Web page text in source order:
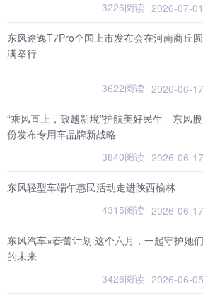
3226阅读 2026-07-01
东风途逸T7Pro全国上市发布会在河南商丘圆
满举行
3622阅读 2026-06-17
“乘风直上，致越新境”护航美好民生—东风股
份发布专用车品牌新战略
3840阅读 2026-06-17
东风轻型车端午惠民活动走进陕西榆林
4315阅读 2026-06-17
东风汽车×春蕾计划:这个六月，一起守护她们
的未来
3426阅读 2026-06-05